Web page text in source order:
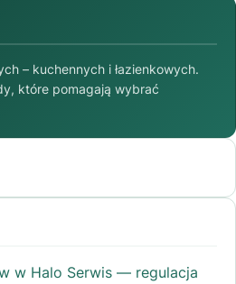
– kuchennych i łazienkowych.
które pomagają wybrać
w Halo Serwis — regulacja